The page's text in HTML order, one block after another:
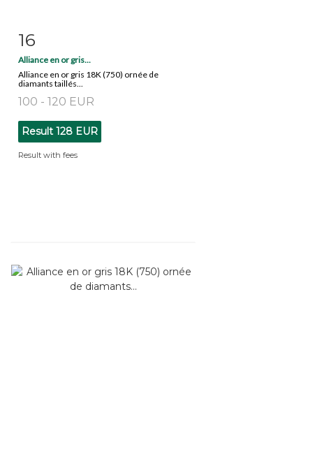
16
Alliance en or gris...
Alliance en or gris 18K (750) ornée de
diamants taillés...
100 - 120 EUR
Result 128 EUR
Result with fees